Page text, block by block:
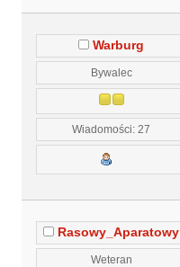
Warburg
Bywalec
Wiadomości: 27
Rasowy_Aparatowy
Weteran